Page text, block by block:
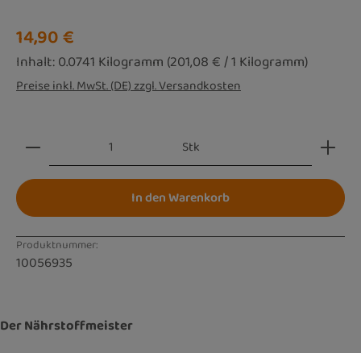
Regulärer Preis:
14,90 €
Inhalt:0.0741 Kilogramm (201,08 € / 1 Kilogramm)
Preise inkl. MwSt. (DE) zzgl. Versandkosten
Produkt Anzahl: Gib den gewünschten Wert ein
Stk
In den Warenkorb
Produktnummer:
10056935
Der Nährstoffmeister